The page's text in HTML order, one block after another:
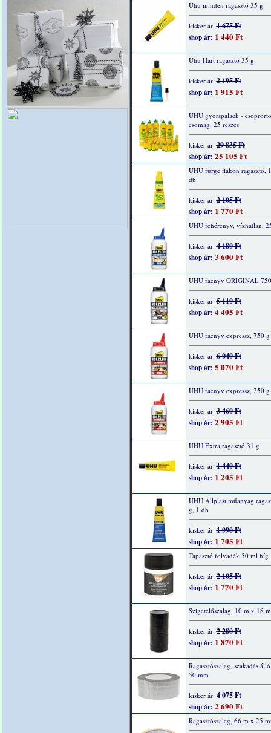
Uhu minden ragasztó 35 g
kisker ár:1 675 Ft
shop ár: 1 440 Ft
Uhu Hart ragasztó 35 g
kisker ár:2 195 Ft
shop ár: 1 915 Ft
UHU gyorspalack -
csomag, 25 részes
kisker ár:29 835 Ft
shop ár: 25 105 Ft
UHU fürge flakon ragasztó,
db
kisker ár:2 105 Ft
shop ár: 1 770 Ft
UHU fehérenyv, vízhatlan,
kisker ár:4 180 Ft
shop ár: 3 600 Ft
UHU faenyv ORIGINAL
kisker ár:5 110 Ft
shop ár: 4 405 Ft
UHU faenyv expressz, 750 g
kisker ár:6 040 Ft
shop ár: 5 070 Ft
UHU faenyv expressz, 250 g
kisker ár:3 460 Ft
shop ár: 2 905 Ft
UHU Extra ragasztó 31 g
kisker ár:1 440 Ft
shop ár: 1 205 Ft
UHU Allplast műanyag
g, 1 db
kisker ár:1 990 Ft
shop ár: 1 705 Ft
Tapasztó folyadék 50 ml híg
kisker ár:2 105 Ft
shop ár: 1 770 Ft
Szigetelőszalag, 10 m x 18
kisker ár:2 280 Ft
shop ár: 1 870 Ft
Ragasztószalag, szakadás
50 mm
kisker ár:4 075 Ft
shop ár: 2 690 Ft
Ragasztószalag, 66 m x 25